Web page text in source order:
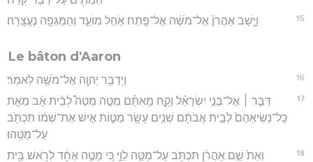
15 וַיָּ֤שָׁב אַהֲרֹן֙ אֶל־מֹשֶׁ֔ה אֶל־פֶּ֖תַח אֹ֣הֶל מוֹעֵ֑ד וְהַמַּגֵּפָ֖ה נֶעֱצָֽרָה׃
Le bâton d'Aaron
16 וַיְדַבֵּ֥ר יְהוָ֖ה אֶל־מֹשֶׁ֥ה לֵּאמֹֽר׃
17
דַּבֵּ֣ר ׀ אֶל־בְּנֵ֣י יִשְׂרָאֵ֗ל וְקַ֣ח מֵֽאִתָּ֡ם מַטֶּ֣ה מַטֶּה֩ לְבֵ֨ית אָ֜ב מֵאֵ֤ת
כָּל־נְשִֽׂיאֵהֶם֙ לְבֵ֣ית אֲבֹתָ֔ם שְׁנֵ֥ים עָשָׂ֖ר מַטּ֑וֹת אִ֣ישׁ אֶת־שְׁמ֔וֹ תִּכְתֹּ֖ב
עַל־מַטֵּֽהוּ׃
18
וְאֵת֙ שֵׁ֣ם אַהֲרֹ֔ן תִּכְתֹּ֖ב עַל־מַטֵּ֣ה לֵוִ֑י כִּ֚י מַטֶּ֣ה אֶחָ֔ד לְרֹ֖אשׁ בֵּ֥ית